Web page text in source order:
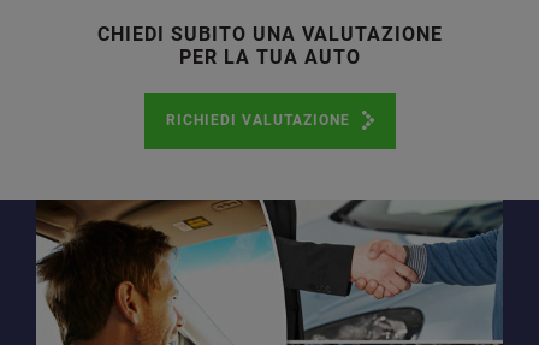
CHIEDI SUBITO UNA VALUTAZIONE
PER LA TUA AUTO
RICHIEDI VALUTAZIONE